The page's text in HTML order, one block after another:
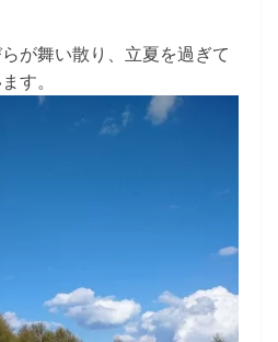
が舞い散り、立夏を過ぎて
す。